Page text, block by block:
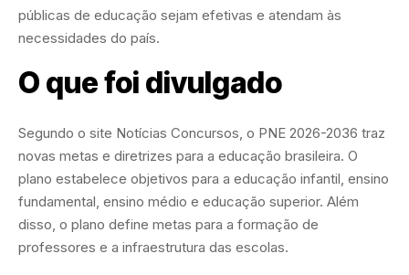
públicas de educação sejam efetivas e atendam às
necessidades do país.
O que foi divulgado
Segundo o site Notícias Concursos, o PNE 2026-2036 traz
novas metas e diretrizes para a educação brasileira. O
plano estabelece objetivos para a educação infantil, ensino
fundamental, ensino médio e educação superior. Além
disso, o plano define metas para a formação de
professores e a infraestrutura das escolas.